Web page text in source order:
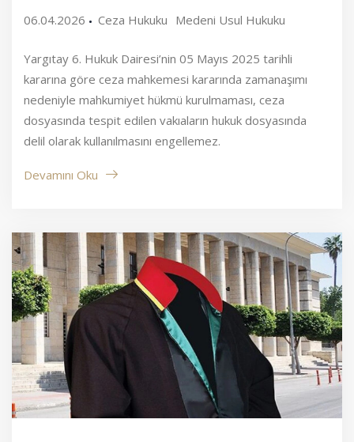
06.04.2026 Ceza Hukuku Medeni Usul Hukuku
Yargıtay 6. Hukuk Dairesi’nin 05 Mayıs 2025 tarihli
kararına göre ceza mahkemesi kararında zamanaşımı
nedeniyle mahkumiyet hükmü kurulmaması, ceza
dosyasında tespit edilen vakıaların hukuk dosyasında
delil olarak kullanılmasını engellemez.
Devamını Oku